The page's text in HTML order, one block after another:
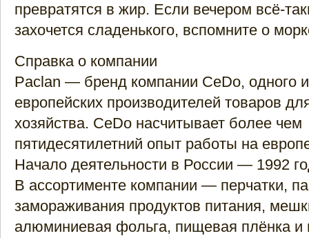
превратятся в жир. Если вечером всё-
захочется сладенького, вспомните о
Справка о компании
Paclan — бренд компании CeDo, одного
европейских производителей товаров
хозяйства. CeDo насчитывает более чем
пятидесятилетний опыт работы на
Начало деятельности в России — 1992
В ассортименте компании — перчатки,
замораживания продуктов питания,
алюминиевая фольга, пищевая плёнка и